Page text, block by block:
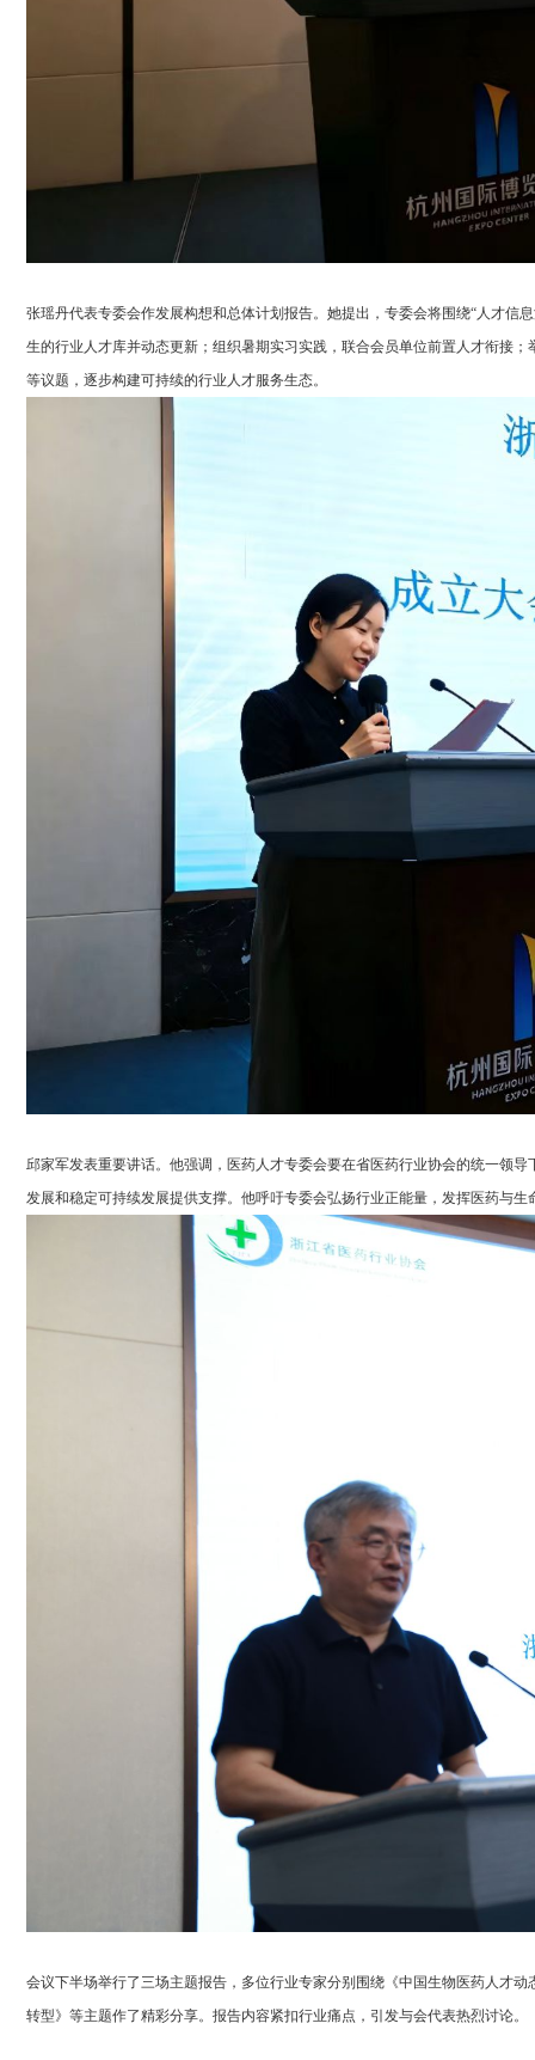
张瑶丹代表专委会作发展构想和总体计划报告。她提出，专委会将围绕“人才信
生的行业人才库并动态更新；组织暑期实习实践，联合会员单位前置人才衔接
等议题，逐步构建可持续的行业人才服务生态。
邱家军发表重要讲话。他强调，医药人才专委会要在省医药行业协会的统一领
发展和稳定可持续发展提供支撑。他呼吁专委会弘扬行业正能量，发挥医药与
会议下半场举行了三场主题报告，多位行业专家分别围绕《中国生物医药人才
转型》等主题作了精彩分享。报告内容紧扣行业痛点，引发与会代表热烈讨论。